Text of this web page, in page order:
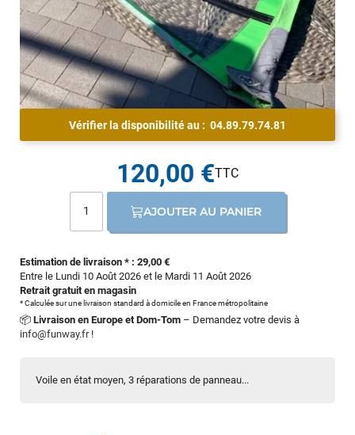
Voile en état moyen, 3 réparations de panneau...
Vérifier la disponibilité au : 04.89.79.74.81
Estimation de livraison * : 29,00 €
Entre le Lundi 10 Août 2026 et le Mardi 11 Août 2026
Retrait gratuit en magasin
* Calculée sur une livraison standard à domicile en France métropolitaine
📦 Livraison en Europe et Dom-Tom – Demandez votre devis à
info@funway.fr!
120,00 €
AJOUTER AU PANIER